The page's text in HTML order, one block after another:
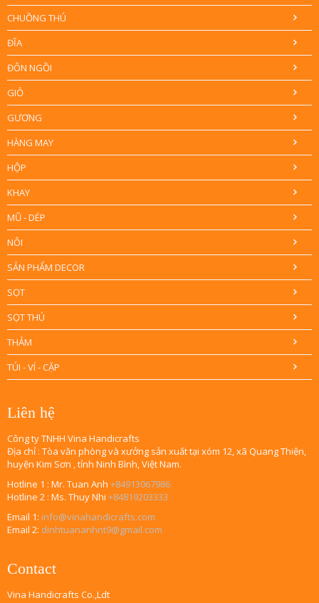
CHUỒNG THÚ
ĐĨA
ĐÔN NGỒI
GIỎ
GƯƠNG
HÀNG MAY
HỘP
KHAY
MŨ - DÉP
NÔI
SẢN PHẨM DECOR
SỌT
SỌT THÚ
THẢM
TÚI - VÍ - CẶP
Liên hệ
Công ty TNHH Vina Handicrafts
Địa chỉ : Tòa văn phòng và xưởng sản xuất tại xóm 12, xã Quang Thiện,
huyện Kim Sơn , tỉnh Ninh Bình, Việt Nam.
Hotline 1 : Mr. Tuan Anh +84913067986
Hotline 2 : Ms. Thuy Nhi +84819203333
Email 1: info@vinahandicrafts.com
Email 2: dinhtuananhnt9@gmail.com
Contact
Vina Handicrafts Co.,Ldt